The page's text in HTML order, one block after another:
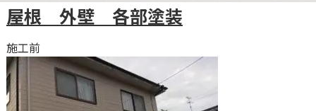
屋根 外壁 各部塗装
施工前